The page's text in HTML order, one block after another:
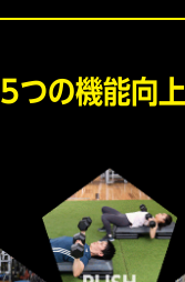
5つの機能向上